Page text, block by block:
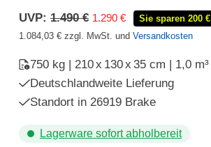
UVP: 1.490€ Ursprünglicher
Preis
1.290 €
Aktueller
Preis
Sie sparen 200 €
1.084,03 €zzgl. MwSt. und Versandkosten
750 kg | 210x130x35 cm | 1,0 m³
Deutschlandweite Lieferung
Standort in 26919 Brake
Lagerware sofort abholbereit